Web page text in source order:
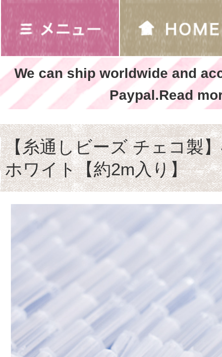
We can ship worldwide and
Paypal.Read
【糸通しビーズ チェコ製
ホワイト【約2m入り】